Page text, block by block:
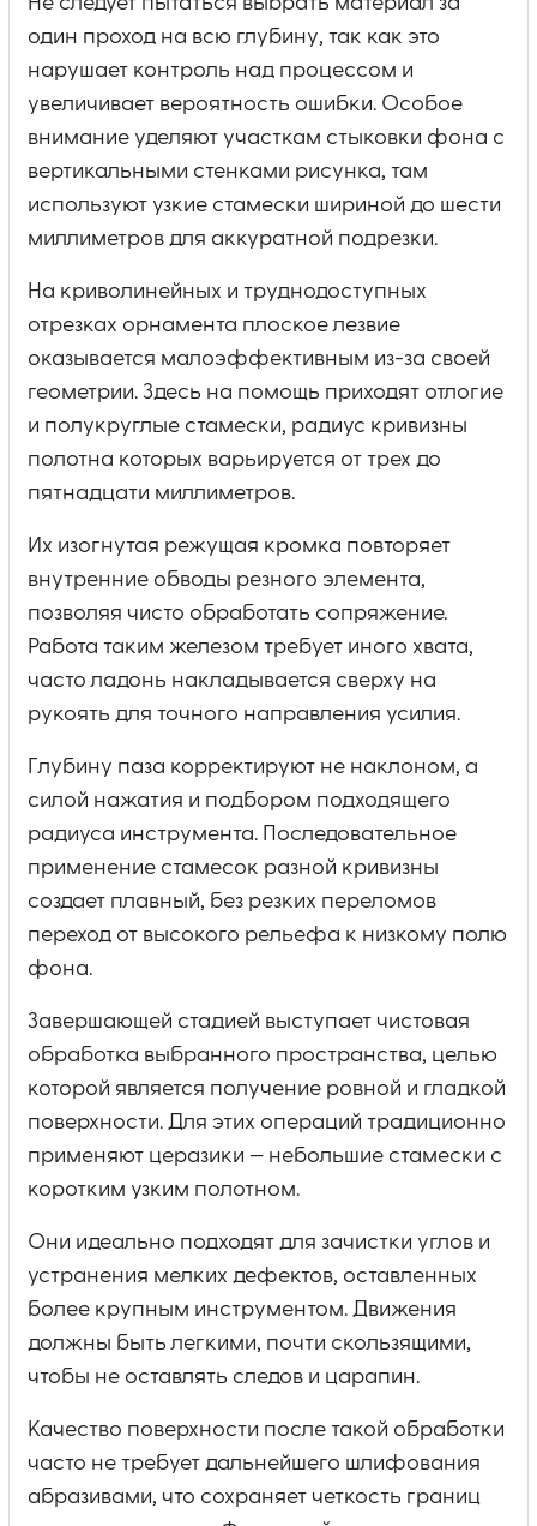
один проход на всю глубину, так как это
нарушает контроль над процессом и
увеличивает вероятность ошибки. Особое
внимание уделяют участкам стыковки фона с
вертикальными стенками рисунка, там
используют узкие стамески шириной до шести
миллиметров для аккуратной подрезки.
На криволинейных и труднодоступных
отрезках орнамента плоское лезвие
оказывается малоэффективным из-за своей
геометрии. Здесь на помощь приходят отлогие
и полукруглые стамески, радиус кривизны
полотна которых варьируется от трех до
пятнадцати миллиметров.
Их изогнутая режущая кромка повторяет
внутренние обводы резного элемента,
позволяя чисто обработать сопряжение.
Работа таким железом требует иного хвата,
часто ладонь накладывается сверху на
рукоять для точного направления усилия.
Глубину паза корректируют не наклоном, а
силой нажатия и подбором подходящего
радиуса инструмента. Последовательное
применение стамесок разной кривизны
создает плавный, без резких переломов
переход от высокого рельефа к низкому полю
фона.
Завершающей стадией выступает чистовая
обработка выбранного пространства, целью
которой является получение ровной и гладкой
поверхности. Для этих операций традиционно
применяют церазики — небольшие стамески с
коротким узким полотном.
Они идеально подходят для зачистки углов и
устранения мелких дефектов, оставленных
более крупным инструментом. Движения
должны быть легкими, почти скользящими,
чтобы не оставлять следов и царапин.
Качество поверхности после такой обработки
часто не требует дальнейшего шлифования
абразивами, что сохраняет четкость границ